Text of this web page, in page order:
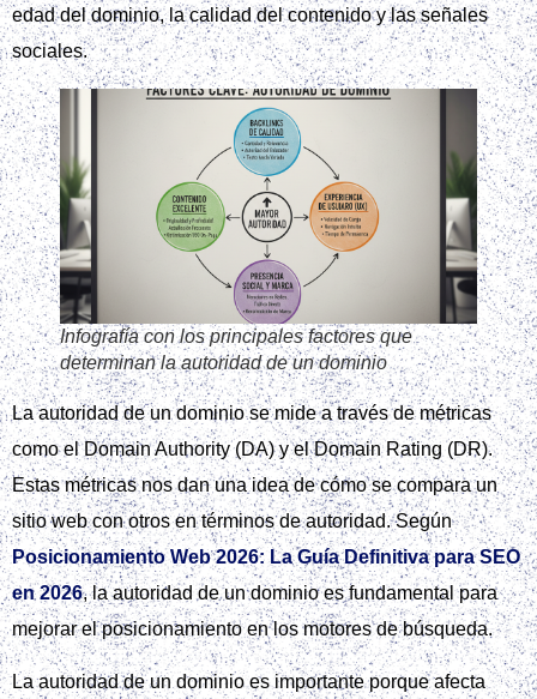
edad del dominio, la calidad del contenido y las señales
sociales.
Infografía con los principales factores que
determinan la autoridad de un dominio
La autoridad de un dominio se mide a través de métricas
como el Domain Authority (DA) y el Domain Rating (DR).
Estas métricas nos dan una idea de cómo se compara un
sitio web con otros en términos de autoridad. Según
Posicionamiento Web 2026: La Guía Definitiva para SEO
en 2026, la autoridad de un dominio es fundamental para
mejorar el posicionamiento en los motores de búsqueda.
La autoridad de un dominio es importante porque afecta